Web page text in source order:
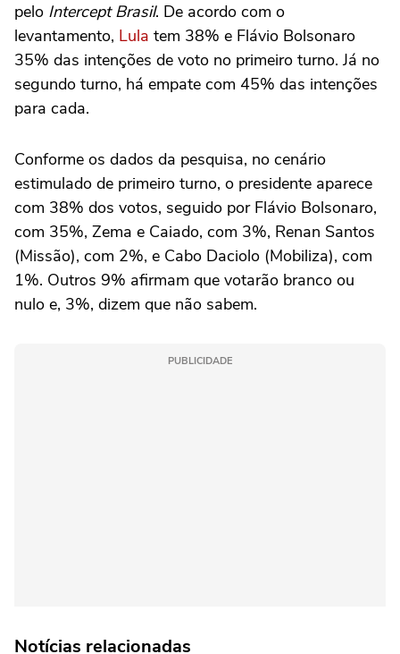
pelo Intercept Brasil. De acordo com o
levantamento, Lula tem 38% e Flávio Bolsonaro
35% das intenções de voto no primeiro turno. Já no
segundo turno, há empate com 45% das intenções
para cada.
Conforme os dados da pesquisa, no cenário
estimulado de primeiro turno, o presidente aparece
com 38% dos votos, seguido por Flávio Bolsonaro,
com 35%, Zema e Caiado, com 3%, Renan Santos
(Missão), com 2%, e Cabo Daciolo (Mobiliza), com
1%. Outros 9% afirmam que votarão branco ou
nulo e, 3%, dizem que não sabem.
PUBLICIDADE
Notícias relacionadas